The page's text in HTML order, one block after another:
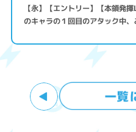
【永】【エントリー】【本領発
のキャラの１回目のアタック中